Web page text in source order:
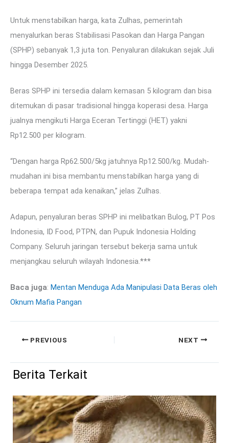
Untuk menstabilkan harga, kata Zulhas, pemerintah
menyalurkan beras Stabilisasi Pasokan dan Harga Pangan
(SPHP) sebanyak 1,3 juta ton. Penyaluran dilakukan sejak Juli
hingga Desember 2025.
Beras SPHP ini tersedia dalam kemasan 5 kilogram dan bisa
ditemukan di pasar tradisional hingga koperasi desa. Harga
jualnya mengikuti Harga Eceran Tertinggi (HET) yakni
Rp12.500 per kilogram.
“Dengan harga Rp62.500/5kg jatuhnya Rp12.500/kg. Mudah-
mudahan ini bisa membantu menstabilkan harga yang di
beberapa tempat ada kenaikan,” jelas Zulhas.
Adapun, penyaluran beras SPHP ini melibatkan Bulog, PT Pos
Indonesia, ID Food, PTPN, dan Pupuk Indonesia Holding
Company. Seluruh jaringan tersebut bekerja sama untuk
menjangkau seluruh wilayah Indonesia.***
Baca juga: Mentan Menduga Ada Manipulasi Data Beras oleh
Oknum Mafia Pangan
PREVIOUS NEXT
Berita Terkait